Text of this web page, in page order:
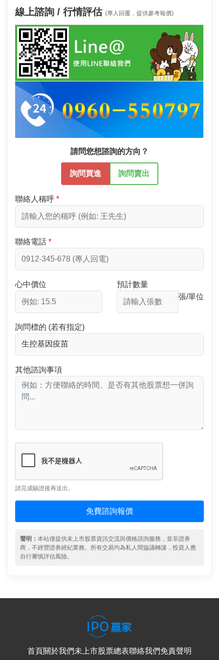
線上諮詢 / 行情評估 (專人回覆，提供參考報價)
請問您想諮詢的方向？
詢問買進 詢問賣出
聯絡人稱呼
聯絡電話
心中價位
預計數量
張/單位
詢問標的 (若有指定)
其他諮詢事項
請完成驗證後再送出。
免費諮詢報價
聲明： 本站僅提供未上市股票資訊交流與價格諮詢服務，並非證券
商，不經營證券經紀業務。所有交易均為私人間協議轉讓，投資人應
自行審慎評估風險。
首頁關於我們未上市股票總表聯絡我們免責聲明